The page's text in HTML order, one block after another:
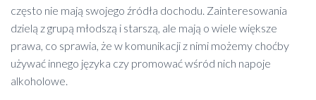
często nie mają swojego źródła dochodu. Zainteresowania
dzielą z grupą młodszą i starszą, ale mają o wiele większe
prawa, co sprawia, że w komunikacji z nimi możemy choćby
używać innego języka czy promować wśród nich napoje
alkoholowe.